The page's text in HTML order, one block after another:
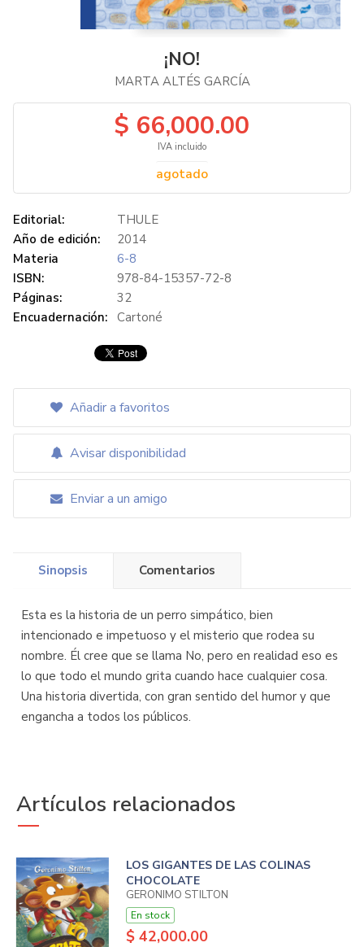
¡NO!
MARTA ALTÉS GARCÍA
$ 66,000.00
IVA incluido
agotado
Editorial:
THULE
Año de edición:
2014
Materia
6-8
ISBN:
978-84-15357-72-8
Páginas:
32
Encuadernación: Cartoné
Añadir a favoritos
Avisar disponibilidad
Enviar a un amigo
Sinopsis Comentarios
Esta es la historia de un perro simpático, bien
intencionado e impetuoso y el misterio que rodea su
nombre. Él cree que se llama No, pero en realidad eso es
lo que todo el mundo grita cuando hace cualquier cosa.
Una historia divertida, con gran sentido del humor y que
engancha a todos los públicos.
Artículos relacionados
LOS GIGANTES DE LAS COLINAS
CHOCOLATE
GERONIMO STILTON
En stock
$ 42,000.00